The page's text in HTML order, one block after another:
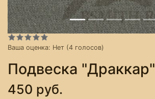
Ваша оценка: Нет (4 голосов)
Подвеска "Драккар"
450 руб.